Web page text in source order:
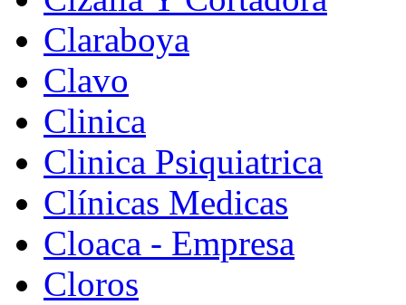
Claraboya
Clavo
Clinica
Clinica Psiquiatrica
Clínicas Medicas
Cloaca - Empresa
Cloros